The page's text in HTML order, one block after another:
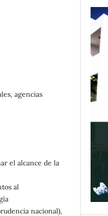
agencias
el alcance de la
al
nacional),